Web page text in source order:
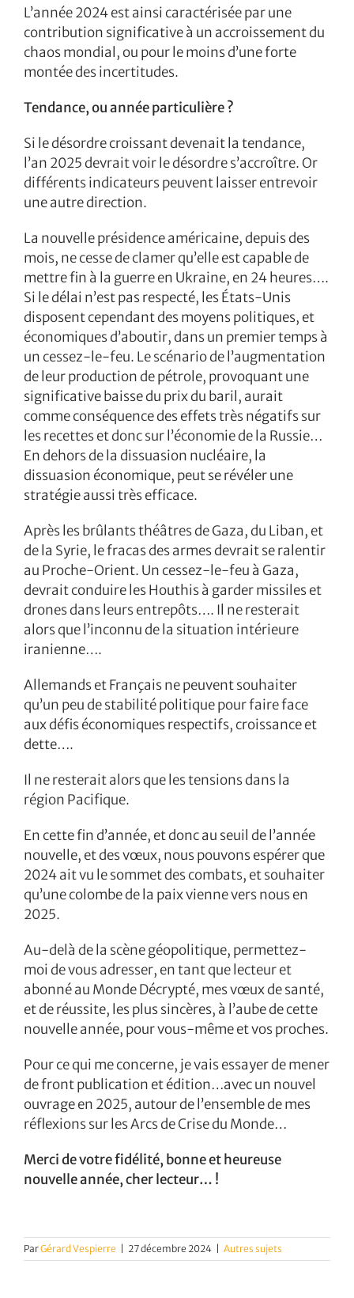
L’année 2024 est ainsi caractérisée par une
contribution significative à un accroissement du
chaos mondial, ou pour le moins d’une forte
montée des incertitudes.
Tendance, ou année particulière ?
Si le désordre croissant devenait la tendance,
l’an 2025 devrait voir le désordre s’accroître. Or
différents indicateurs peuvent laisser entrevoir
une autre direction.
La nouvelle présidence américaine, depuis des
mois, ne cesse de clamer qu’elle est capable de
mettre fin à la guerre en Ukraine, en 24 heures….
Si le délai n’est pas respecté, les États-Unis
disposent cependant des moyens politiques, et
économiques d’aboutir, dans un premier temps à
un cessez-le-feu. Le scénario de l’augmentation
de leur production de pétrole, provoquant une
significative baisse du prix du baril, aurait
comme conséquence des effets très négatifs sur
les recettes et donc sur l’économie de la Russie…
En dehors de la dissuasion nucléaire, la
dissuasion économique, peut se révéler une
stratégie aussi très efficace.
Après les brûlants théâtres de Gaza, du Liban, et
de la Syrie, le fracas des armes devrait se ralentir
au Proche-Orient. Un cessez-le-feu à Gaza,
devrait conduire les Houthis à garder missiles et
drones dans leurs entrepôts…. Il ne resterait
alors que l’inconnu de la situation intérieure
iranienne….
Allemands et Français ne peuvent souhaiter
qu’un peu de stabilité politique pour faire face
aux défis économiques respectifs, croissance et
dette….
Il ne resterait alors que les tensions dans la
région Pacifique.
En cette fin d’année, et donc au seuil de l’année
nouvelle, et des vœux, nous pouvons espérer que
2024 ait vu le sommet des combats, et souhaiter
qu’une colombe de la paix vienne vers nous en
2025.
Au-delà de la scène géopolitique, permettez-
moi de vous adresser, en tant que lecteur et
abonné au Monde Décrypté, mes vœux de santé,
et de réussite, les plus sincères, à l’aube de cette
nouvelle année, pour vous-même et vos proches.
Pour ce qui me concerne, je vais essayer de mener
de front publication et édition…avec un nouvel
ouvrage en 2025, autour de l’ensemble de mes
réflexions sur les Arcs de Crise du Monde…
Merci de votre fidélité, bonne et heureuse
nouvelle année, cher lecteur… !
ParGérard Vespierre 27 décembre 2024 Autres sujets